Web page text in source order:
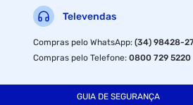
Televendas
Compras pelo WhatsApp:(34) 98428-
Compras pelo Telefone:0800 729 5220
GUIA DE SEGURANÇA